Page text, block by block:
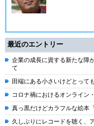
最近のエントリー
企業の成長に資する新たな障
て
田端にある小さいけどとって
コロナ禍におけるオンライン
真っ黒だけどカラフルな絵本
久しぶりにレコードを聴く、